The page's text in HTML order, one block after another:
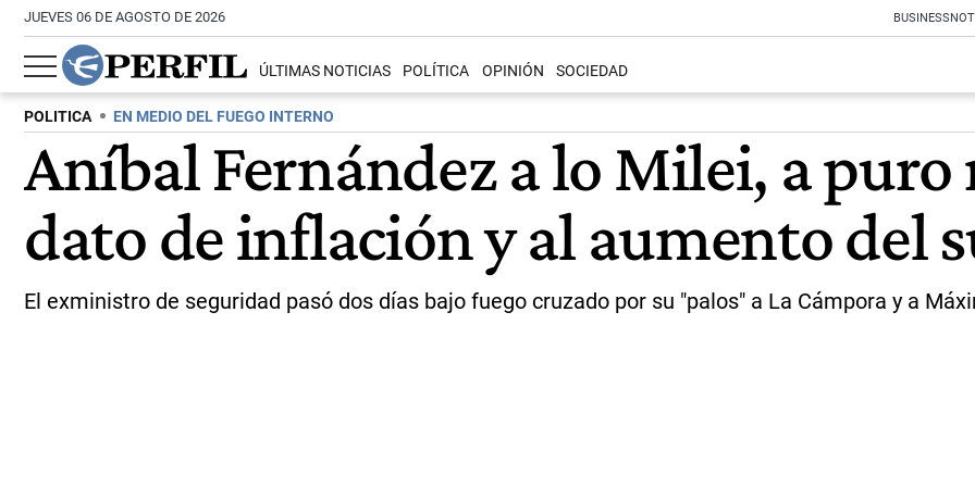
JUEVES 06 DE AGOSTO DE 2026 BUSINESS
ÚLTIMAS NOTICIAS POLÍTICA OPINIÓN SOCIEDAD
POLITICA EN MEDIO DEL FUEGO INTERNO
Aníbal Fernández a lo Milei, a puro
dato de inflación y al aumento del
El exministro de seguridad pasó dos días bajo fuego cruzado por su "palos" a La Cámpora y a